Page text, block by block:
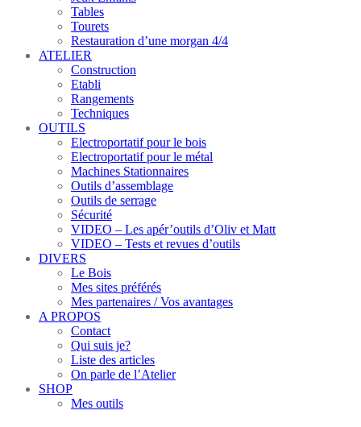
Tables
Tourets
Restauration d’une morgan 4/4
ATELIER
Construction
Etabli
Rangements
Techniques
OUTILS
Electroportatif pour le bois
Electroportatif pour le métal
Machines Stationnaires
Outils d’assemblage
Outils de serrage
Sécurité
VIDEO – Les apér’outils d’Oliv et Matt
VIDEO – Tests et revues d’outils
DIVERS
Le Bois
Mes sites préférés
Mes partenaires / Vos avantages
A PROPOS
Contact
Qui suis je?
Liste des articles
On parle de l’Atelier
SHOP
Mes outils